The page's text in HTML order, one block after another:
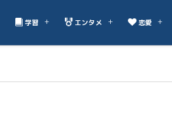
学習 エンタメ 恋愛